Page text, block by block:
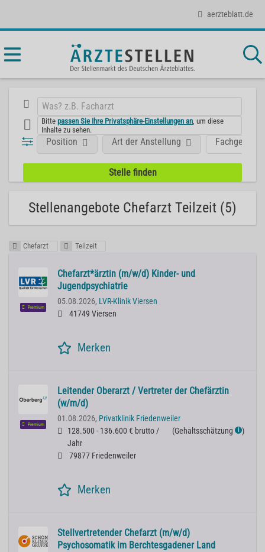
aerzteblatt.de
Bittepassen Sie Ihre Privatsphäre-Einstellungen an , um diese
Inhalte zu sehen.
Position Fachgebiet
Art der Anstellung
Stellenangebote Chefarzt Teilzeit (5)
Chefarzt Teilzeit
Premium
Chefarzt*ärztin (m/w/d) Kinder- und
Jugendpsychiatrie
05.08.2026, LVR-Klinik Viersen
41749 Viersen
Merken
Premium
Leitender Oberarzt / Vertreter der Chefärztin
(w/m/d)
01.08.2026, Privatklinik Friedenweiler
128.500 - 136.600 € brutto /
Jahr
(Gehaltsschätzung ℹ )
79877 Friedenweiler
Merken
Stellvertretender Chefarzt (m/w/d)
Psychosomatik im Berchtesgadener Land